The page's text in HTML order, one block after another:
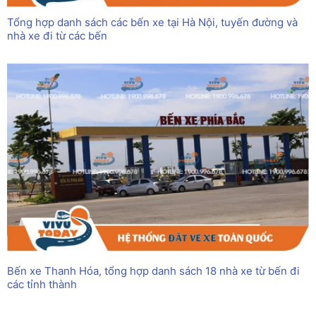
Tổng hợp danh sách các bến xe tại Hà Nội, tuyến đường và
nhà xe đi từ các bến
Bến xe Thanh Hóa, tổng hợp danh sách 18 nhà xe từ bến đi
các tỉnh thành